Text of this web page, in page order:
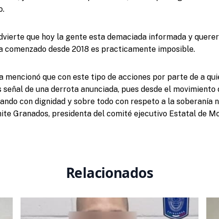
que hoy la gente esta demaciada informada y
comenzado desde 2018 es practicamente imposible.
mencionó que con este tipo de acciones por parte de a
de una derrota anunciada, pues desde el movimiento
con dignidad y sobre todo con respeto a la soberanía
Granados, presidenta del comité ejecutivo Estatal de
Relacionados